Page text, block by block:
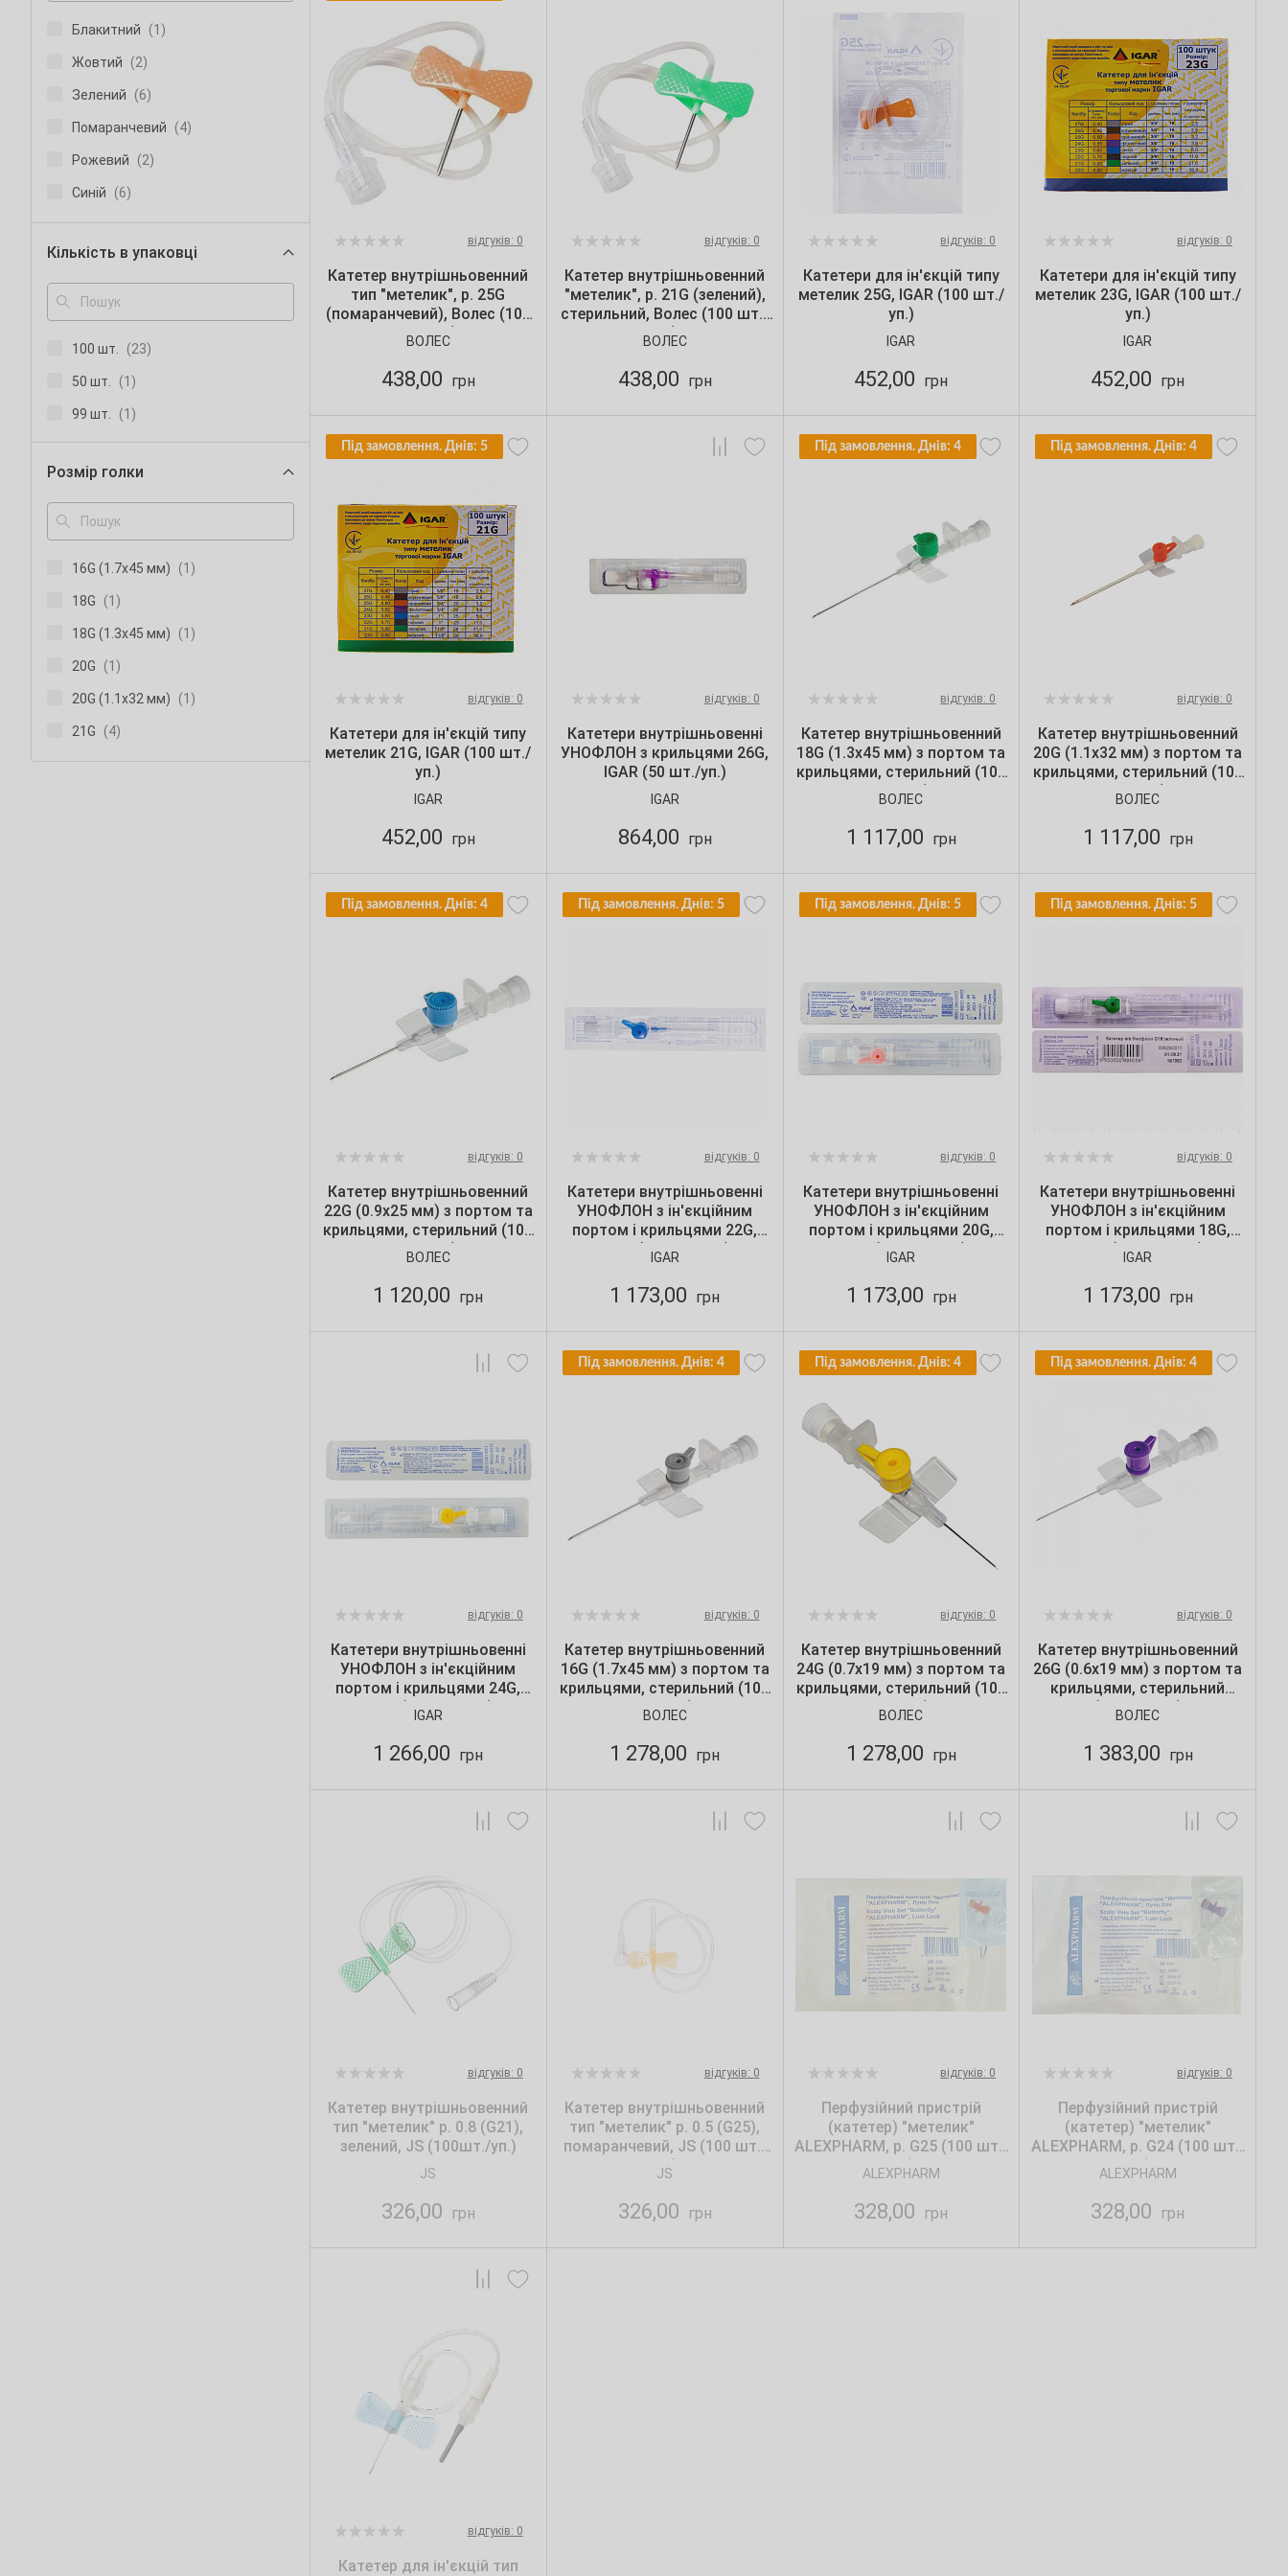
Блакитний (1)
Жовтий (2)
Зелений (6)
Помаранчевий (4)
Рожевий (2)
Синій (6)
Фіолетовий (2)
Кількість в упаковці
100 шт. (23)
50 шт. (1)
99 шт. (1)
Розмір голки
16G (1.7х45 мм) (1)
18G (1)
18G (1.3х45 мм) (1)
20G (1)
20G (1.1х32 мм) (1)
21G (4)
22G (1)
відгуків: 0
Катетер внутрішньовенний
тип "метелик", р. 25G
(помаранчевий), Волес (100
шт./уп.)
ВОЛЕС
438,00 грн
відгуків: 0
Катетер внутрішньовенний
"метелик", р. 21G (зелений),
стерильний, Волес (100 шт./
уп.)
ВОЛЕС
438,00 грн
відгуків: 0
Катетери для ін'єкцій типу
метелик 25G, IGAR (100 шт./
уп.)
IGAR
452,00 грн
відгуків: 0
Катетери для ін'єкцій типу
метелик 23G, IGAR (100 шт./
уп.)
IGAR
452,00 грн
Під замовлення. Днів: 5
відгуків: 0
Катетери для ін'єкцій типу
метелик 21G, IGAR (100 шт./
уп.)
IGAR
452,00 грн
відгуків: 0
Катетери внутрішньовенні
УНОФЛОН з крильцями 26G,
IGAR (50 шт./уп.)
IGAR
864,00 грн
Під замовлення. Днів: 4
відгуків: 0
Катетер внутрішньовенний
18G (1.3х45 мм) з портом та
крильцями, стерильний (100
шт./уп.)
ВОЛЕС
1 117,00 грн
Під замовлення. Днів: 4
відгуків: 0
Катетер внутрішньовенний
20G (1.1х32 мм) з портом та
крильцями, стерильний (100
шт./уп.)
ВОЛЕС
1 117,00 грн
Під замовлення. Днів: 4
відгуків: 0
Катетер внутрішньовенний
22G (0.9х25 мм) з портом та
крильцями, стерильний (100
шт./уп.)
ВОЛЕС
1 120,00 грн
Під замовлення. Днів: 5
відгуків: 0
Катетери внутрішньовенні
УНОФЛОН з ін'єкційним
портом і крильцями 22G,
IGAR (100 шт./уп.)
IGAR
1 173,00 грн
Під замовлення. Днів: 5
відгуків: 0
Катетери внутрішньовенні
УНОФЛОН з ін'єкційним
портом і крильцями 20G,
IGAR (100 шт./уп.)
IGAR
1 173,00 грн
Під замовлення. Днів: 5
відгуків: 0
Катетери внутрішньовенні
УНОФЛОН з ін'єкційним
портом і крильцями 18G,
IGAR (100 шт./уп.)
IGAR
1 173,00 грн
відгуків: 0
Катетери внутрішньовенні
УНОФЛОН з ін'єкційним
портом і крильцями 24G,
IGAR (100 шт./уп.)
IGAR
1 266,00 грн
Під замовлення. Днів: 4
відгуків: 0
Катетер внутрішньовенний
16G (1.7х45 мм) з портом та
крильцями, стерильний (100
шт./уп.)
ВОЛЕС
1 278,00 грн
Під замовлення. Днів: 4
відгуків: 0
Катетер внутрішньовенний
24G (0.7х19 мм) з портом та
крильцями, стерильний (100
шт./уп.)
ВОЛЕС
1 278,00 грн
Під замовлення. Днів: 4
відгуків: 0
Катетер внутрішньовенний
26G (0.6х19 мм) з портом та
крильцями, стерильний
(100шт./уп.)
ВОЛЕС
1 383,00 грн
відгуків: 0
Катетер внутрішньовенний
тип "метелик" р. 0.8 (G21),
зелений, JS (100шт./уп.)
JS
326,00 грн
відгуків: 0
Катетер внутрішньовенний
тип "метелик" р. 0.5 (G25),
помаранчевий, JS (100 шт./
уп.)
JS
326,00 грн
відгуків: 0
Перфузійний пристрій
(катетер) "метелик"
ALEXPHARM, р. G25 (100 шт./
уп.)
ALEXPHARM
328,00 грн
відгуків: 0
Перфузійний пристрій
(катетер) "метелик"
ALEXPHARM, р. G24 (100 шт./
уп.)
ALEXPHARM
328,00 грн
відгуків: 0
Катетер для ін'єкцій тип